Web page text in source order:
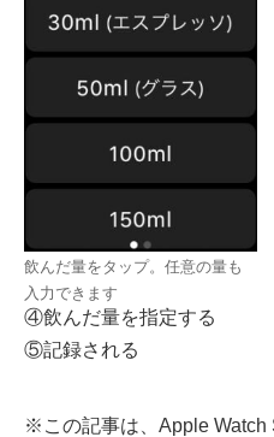
飲んだ量をタップ。任意の量も
入力できます
④飲んだ量を指定する
⑤記録される
※この記事は、Apple Watch